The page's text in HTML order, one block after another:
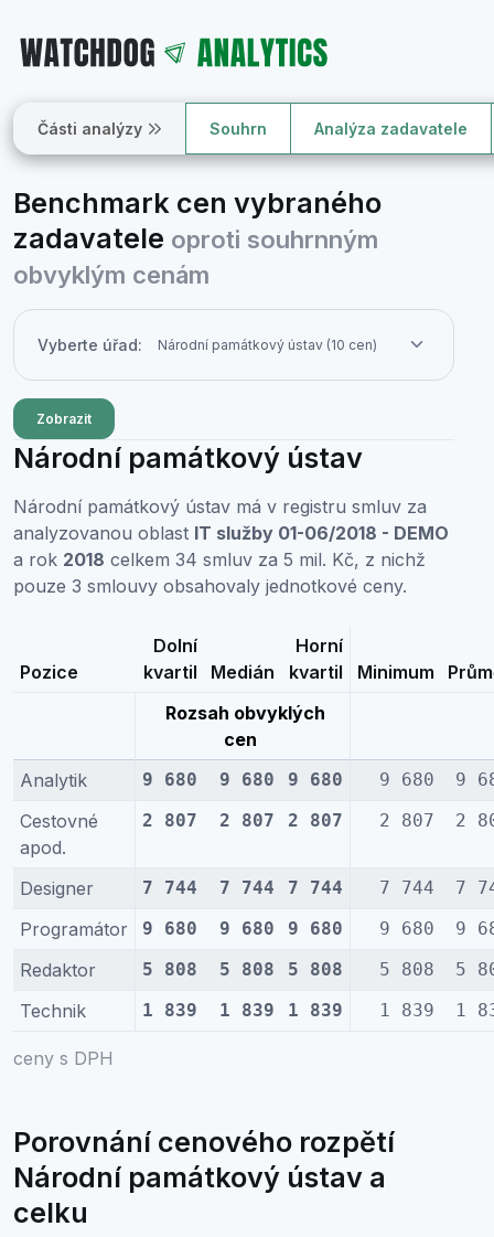
Části analýzy Souhrn Analýza zadavatele
Benchmark cen vybraného
zadavatele oproti souhrnným
obvyklým cenám
Vyberte úřad:
Zobrazit
Národní památkový ústav
Národní památkový ústav má v registru smluv za
analyzovanou oblast IT služby 01-06/2018 - DEMO
a rok 2018 celkem 34 smluv za 5 mil. Kč, z nichž
pouze 3 smlouvy obsahovaly jednotkové ceny.
ceny s DPH
Pozice
Dolní
kvartil
Medián
Horní
kvartil
Minimum
Rozsah obvyklých
cen
Analytik
9 680 9 680 9 680 9 680 9
Cestovné
apod.
2 807 2 807 2 807 2 807 2
Designer 7 744 7 744 7 744 7 744 7
Programátor 9 680 9 680 9 680 9 680 9
Redaktor 5 808 5 808 5 808 5 808 5
Technik 1 839 1 839 1 839 1 839 1
Porovnání cenového rozpětí
Národní památkový ústav a
celku